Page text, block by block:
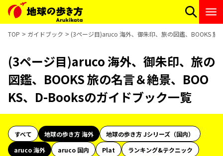
TOP ガイドブック (3ページ目)aruco 海外、御朱印、旅の図鑑、BOOKS
(3ページ目)aruco 海外、御朱印、旅の
図鑑、BOOKS 旅の名言＆絶景、BOO
KS、D-Booksのガイドブック一覧
すべて 地球の歩き方 海外
地球の歩き方 Jシリーズ（国内）
aruco 海外
aruco 国内 Plat
ランキング&テクニック